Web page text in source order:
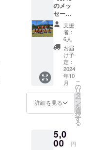
のメッ
セー
ジ】 感
謝の気
持ちを
込め
て、お
礼の
メッ
セージ
をお送
りしま
す。
支援
者：
6人
お届
け予
定：
2024
年10
月
詳細を見る
こ
の
リ
タ
ー
ン
を
選
択
す
る
5,0
00 円